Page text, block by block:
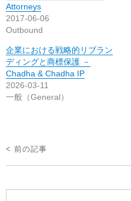
Attorneys
2017-06-06
Outbound
企業における戦略的リブラン
ディングと商標保護 －
Chadha & Chadha IP
2026-03-11
一般（General）
投
稿
< 前の記事